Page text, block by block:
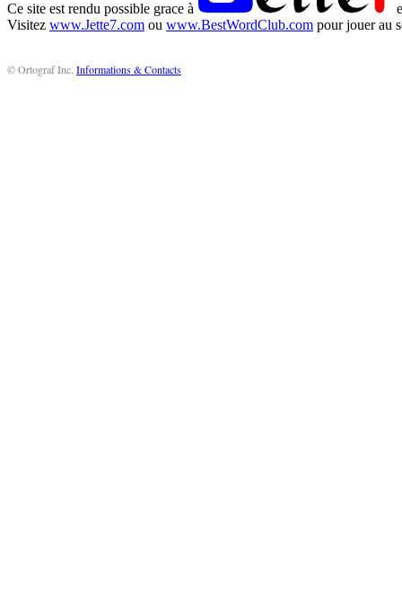
Ce site est rendu possible grace à
Visitez www.Jette7.com ou www.BestWordClub.com pour jouer au
© Ortograf Inc. Informations & Contacts